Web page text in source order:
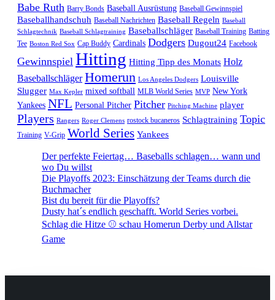
Babe Ruth Barry Bonds Baseball Ausrüstung Baseball Gewinnspiel
Baseballhandschuh Baseball Nachrichten Baseball Regeln Baseball
Schlagtechnik Baseball Schlagtraining Baseballschläger Baseball Training Batting
Tee Boston Red Sox Cap Buddy Cardinals Dodgers Dugout24 Facebook
Gewinnspiel Hitting Hitting Tipp des Monats Holz
Baseballschläger Homerun Los Angeles Dodgers Louisville
Slugger Max Kepler mixed softball MLB World Series MVP New York
Yankees NFL Personal Pitcher Pitcher Pitching Machine player
Players Rangers Roger Clemens rostock bucaneros Schlagtraining Topic
Training V-Grip World Series Yankees
Der perfekte Feiertag… Baseballs schlagen… wann und
wo Du willst
Die Playoffs 2023: Einschätzung der Teams durch die
Buchmacher
Bist du bereit für die Playoffs?
Dusty hat´s endlich geschafft. World Series vorbei.
Schlag die Hitze ⚾️ schau Homerun Derby und Allstar
Game